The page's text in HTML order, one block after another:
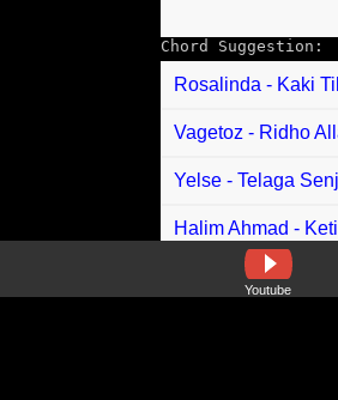
Chord Suggestion:
Rosalinda - Kaki
Vagetoz - Ridho
Yelse - Telaga
Halim Ahmad -
Wings - Lipas
Youtube